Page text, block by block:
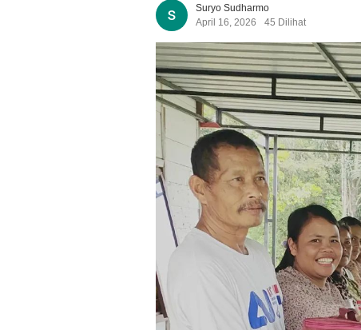
Suryo Sudharmo
April 16, 2026
45 Dilihat